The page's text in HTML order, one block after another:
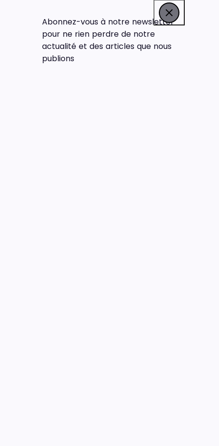
Abonnez-vous à notre newsletter
pour ne rien perdre de notre
actualité et des articles que nous
publions